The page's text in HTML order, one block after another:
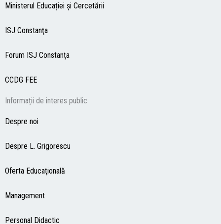
Ministerul Educației și Cercetării
ISJ Constanţa
Forum ISJ Constanţa
CCDG FEE
Informații de interes public
Despre noi
Despre L. Grigorescu
Oferta Educaţională
Management
Personal Didactic